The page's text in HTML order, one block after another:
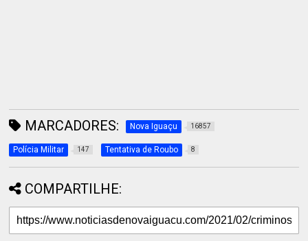
MARCADORES: Nova Iguaçu 16857
Polícia Militar 147 Tentativa de Roubo 8
COMPARTILHE: